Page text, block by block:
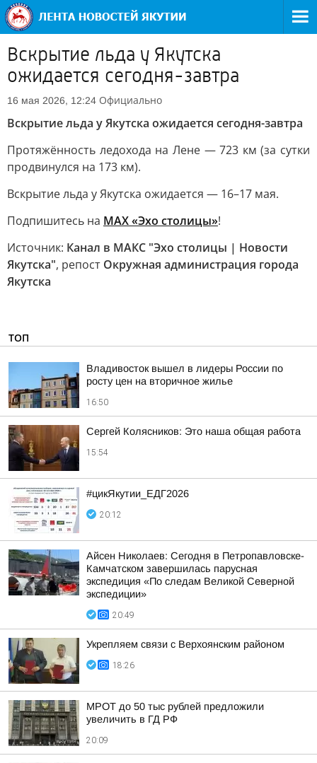
Вскрытие льда у Якутска
ожидается сегодня-завтра
16 мая 2026, 12:24 Официально
Вскрытие льда у Якутска ожидается сегодня-завтра
Протяжённость ледохода на Лене — 723 км (за сутки
продвинулся на 173 км).
Вскрытие льда у Якутска ожидается — 16–17 мая.
Подпишитесь на MAX «Эхо столицы»!
Источник: Канал в МАКС "Эхо столицы | Новости
Якутска", репост Окружная администрация города
Якутска
ТОП
Владивосток вышел в лидеры России по
росту цен на вторичное жилье
16:50
Сергей Колясников: Это наша общая работа
15:54
#цикЯкутии_ЕДГ2026
20:12
Айсен Николаев: Сегодня в Петропавловске-
Камчатском завершилась парусная
экспедиция «По следам Великой Северной
экспедиции»
20:49
Укрепляем связи с Верхоянским районом
18:26
МРОТ до 50 тыс рублей предложили
увеличить в ГД РФ
20:09